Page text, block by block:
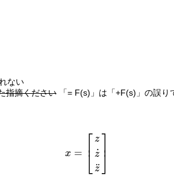
ない
指摘ください「= F(s)」は「+F(s)」の誤り
x = ⎡
⎣
⎢ z
z
˙
z
¨
⎤
⎦⎥
x=[ z z¨